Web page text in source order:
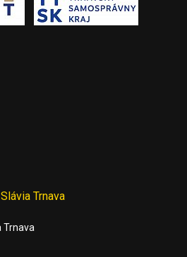
Trnava
Trnava